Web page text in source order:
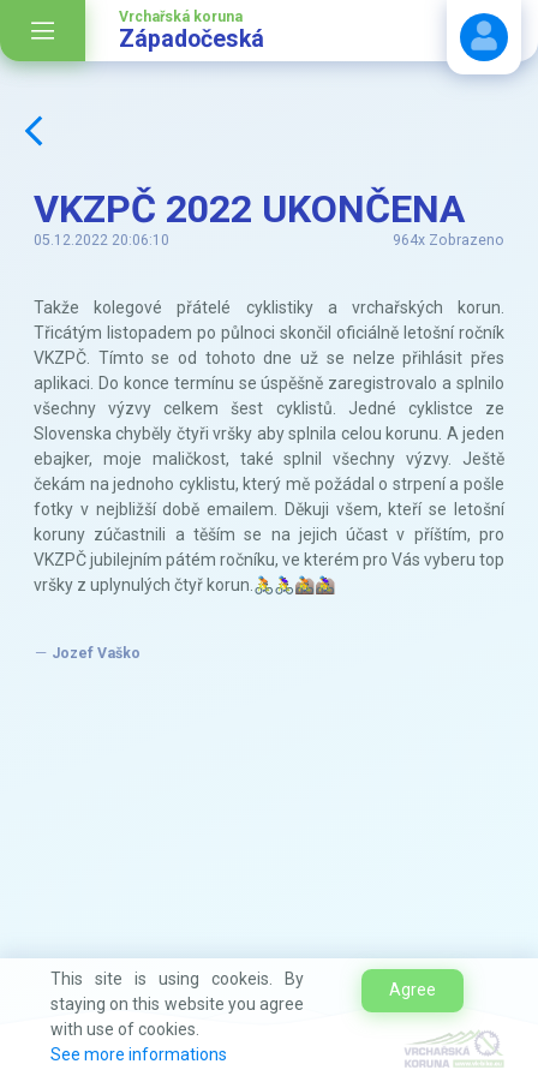
Vrchařská koruna
Západočeská
VKZPČ 2022 UKONČENA
05.12.2022 20:06:10 964x Zobrazeno
Takže kolegové přátelé cyklistiky a vrchařských korun.
Třicátým listopadem po půlnoci skončil oficiálně letošní ročník
VKZPČ. Tímto se od tohoto dne už se nelze přihlásit přes
aplikaci. Do konce termínu se úspěšně zaregistrovalo a splnilo
všechny výzvy celkem šest cyklistů. Jedné cyklistce ze
Slovenska chyběly čtyři vršky aby splnila celou korunu. A jeden
ebajker, moje maličkost, také splnil všechny výzvy. Ještě
čekám na jednoho cyklistu, který mě požádal o strpení a pošle
fotky v nejbližší době emailem. Děkuji všem, kteří se letošní
koruny zúčastnili a těším se na jejich účast v příštím, pro
VKZPČ jubilejním pátém ročníku, ve kterém pro Vás vyberu top
vršky z uplynulých čtyř korun.🚴🚴‍♀️🚵🚵‍♀️
Jozef Vaško
This site is using cookeis. By
staying on this website you agree
with use of cookies.
See more informations
Agree